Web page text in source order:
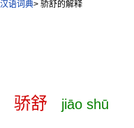
汉语词典> 骄舒的解释
骄舒 jiāo shū